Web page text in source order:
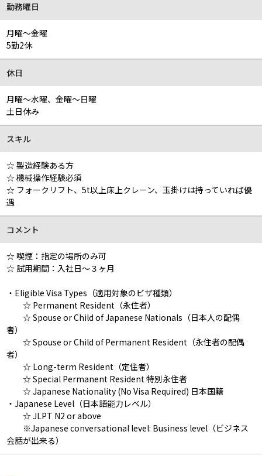
勤務曜日
月曜～金曜
5勤2休
休日
月曜～水曜、金曜～日曜
土日休み
スキル
☆ 製造経験ある方
☆ 機械操作経験必須
☆ フォークリフト、5t以上床上クレーン、玉掛けは持っていれば優
遇
コメント
☆ 喫煙：指定の場所のみ可
☆ 試用期間：入社日～３ヶ月
・Eligible Visa Types（適用対象のビザ種類）
☆ Permanent Resident（永住者）
☆ Spouse or Child of Japanese Nationals（日本人の配偶
者）
☆ Spouse or Child of Permanent Resident（永住者の配偶
者）
☆ Long-term Resident（定住者）
☆ Special Permanent Resident 特別永住者
☆ Japanese Nationality (No Visa Required) 日本国籍
・Japanese Level（日本語能力レベル）
☆ JLPT N2 or above
※Japanese conversational level: Business level（ビジネス
会話が出来る）